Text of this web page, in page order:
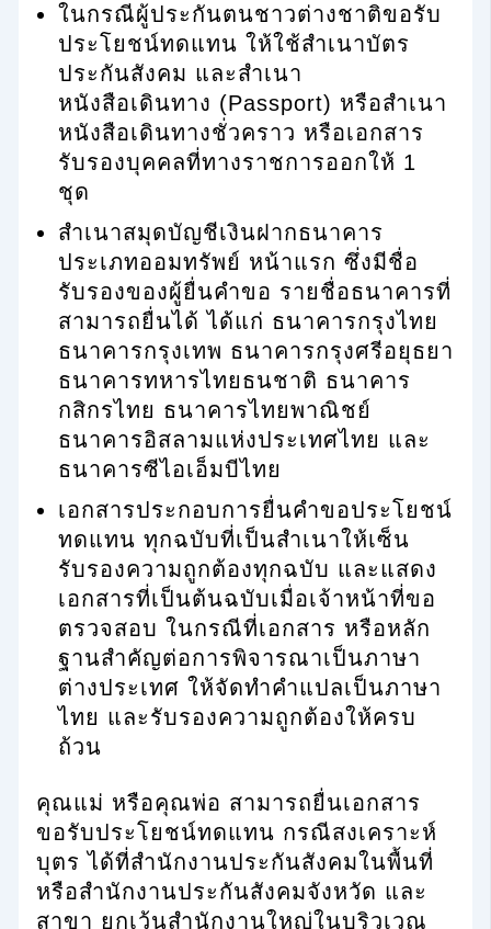
ในกรณีผู้ประกันตนชาวต่างชาติขอรับ
ประโยชน์ทดแทน ให้ใช้สำเนาบัตร
ประกันสังคม และสำเนา
หนังสือเดินทาง (Passport) หรือสำเนา
หนังสือเดินทางชั่วคราว หรือเอกสาร
รับรองบุคคลที่ทางราชการออกให้ 1
ชุด
สำเนาสมุดบัญชีเงินฝากธนาคาร
ประเภทออมทรัพย์ หน้าแรก ซึ่งมีชื่อ
รับรองของผู้ยื่นคำขอ รายชื่อธนาคารที่
สามารถยื่นได้ ได้แก่ ธนาคารกรุงไทย
ธนาคารกรุงเทพ ธนาคารกรุงศรีอยุธยา
ธนาคารทหารไทยธนชาติ ธนาคาร
กสิกรไทย ธนาคารไทยพาณิชย์
ธนาคารอิสลามแห่งประเทศไทย และ
ธนาคารซีไอเอ็มบีไทย
เอกสารประกอบการยื่นคำขอประโยชน์
ทดแทน ทุกฉบับที่เป็นสำเนาให้เซ็น
รับรองความถูกต้องทุกฉบับ และแสดง
เอกสารที่เป็นต้นฉบับเมื่อเจ้าหน้าที่ขอ
ตรวจสอบ ในกรณีที่เอกสาร หรือหลัก
ฐานสำคัญต่อการพิจารณาเป็นภาษา
ต่างประเทศ ให้จัดทำคำแปลเป็นภาษา
ไทย และรับรองความถูกต้องให้ครบ
ถ้วน
คุณแม่ หรือคุณพ่อ สามารถยื่นเอกสาร
ขอรับประโยชน์ทดแทน กรณีสงเคราะห์
บุตร ได้ที่สำนักงานประกันสังคมในพื้นที่
หรือสำนักงานประกันสังคมจังหวัด และ
สาขา ยกเว้นสำนักงานใหญ่ในบริวเวณ